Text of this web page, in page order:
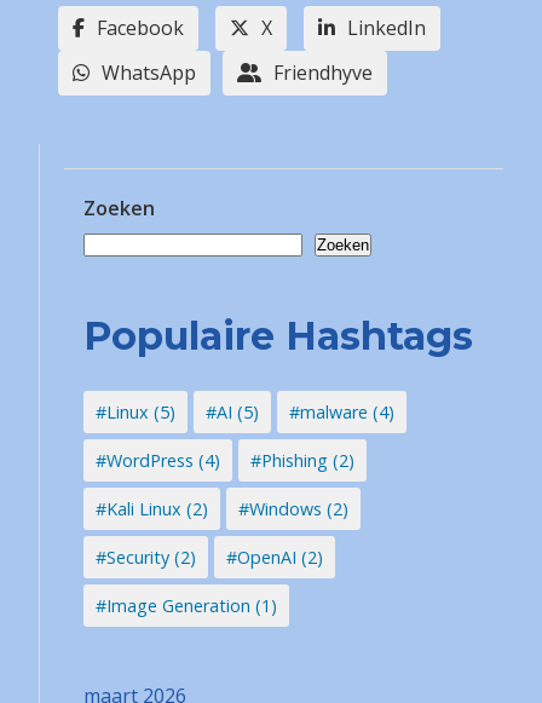
Facebook X
LinkedIn
WhatsApp
Friendhyve
Zoeken
Zoeken
Populaire Hashtags
#Linux (5) #AI (5) #malware (4)
#WordPress (4) #Phishing (2)
#Kali Linux (2) #Windows (2)
#Security (2) #OpenAI (2)
#Image Generation (1)
maart 2026